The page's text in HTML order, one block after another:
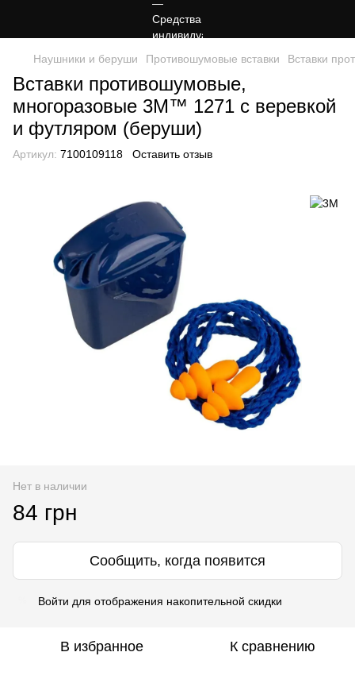
Наушники и беруши Противошумовые вставки Вставки
Вставки противошумовые,
многоразовые 3M™ 1271 с веревкой
и футляром (беруши)
Артикул: 7100109118 Оставить отзыв
Нет в наличии
84 грн
Сообщить, когда появится
Войти для отображения накопительной скидки
В избранное К сравнению